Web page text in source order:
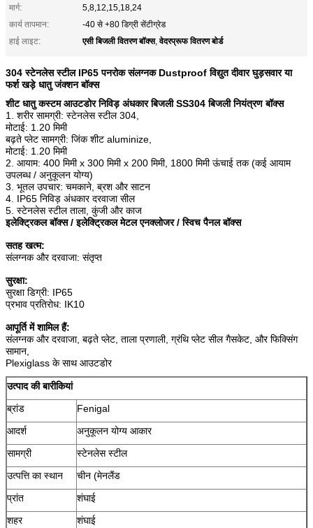
मार्ग:
5,8,12,15,18,24
कार्य तापमान:
-40 से +80 डिग्री सेंटीग्रेड
हाई लाइट:
एसी बिजली वितरण बॉक्स,वेदरप्रूफ वितरण बोर्ड
304 स्टेनलेस स्टील IP65 पनरोक संलग्नक Dustproof विद्युत दीवार घुड़सवार या
फर्श खड़े धातु जंक्शन बॉक्स
शीट धातु कस्टम आउटडोर निविड़ अंधकार बिजली SS304 बिजली नियंत्रण बॉक्स
1. शरीर सामग्री: स्टेनलेस स्टील 304,
मोटाई: 1.20 मिमी
बढ़ते प्लेट सामग्री: जिंक शीट aluminize,
मोटाई: 1.20 मिमी
2. आयाम: 400 मिमी x 300 मिमी x 200 मिमी, 1800 मिमी ऊंचाई तक (कई आयाम
उपलब्ध / अनुकूलन योग्य)
3. भूतल उपचार: चमकाने, ब्रश और साटन
4. IP65 निविड़ अंधकार दरवाजा सील
5. स्टेनलेस स्टील ताला, कुंजी और काज
इलेक्ट्रिकल बॉक्स / इलेक्ट्रिकल मेटल एनक्लोजर / स्विच पैनल बॉक्स
सतह खत्म:
संलग्नक और दरवाजा: संतृप्त
सुरक्षा:
सुरक्षा डिग्री: IP65
प्रभाव प्रतिरोध: IK10
आपूर्ति में शामिल हैं:
संलग्नक और दरवाजा, बढ़ते प्लेट, ताला प्रणाली, ग्रंथि प्लेट सील गैसकेट, और फिक्सिंग
सामान,
Plexiglass के साथ आउटडोर
उत्पाद की बारीकियां
ब्रांड
Fenigal
आदर्श
अनुकूलन योग्य आकार
सामग्री
स्टेनलेस स्टील
उत्पत्ति का स्थान
चीन (मेनलैंड
प्रांत
शंघाई
शहर
शंघाई